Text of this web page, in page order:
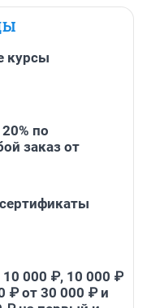
курсы
по
заказ от
000 ₽, 10 000 ₽
₽ от 30 000 ₽ и